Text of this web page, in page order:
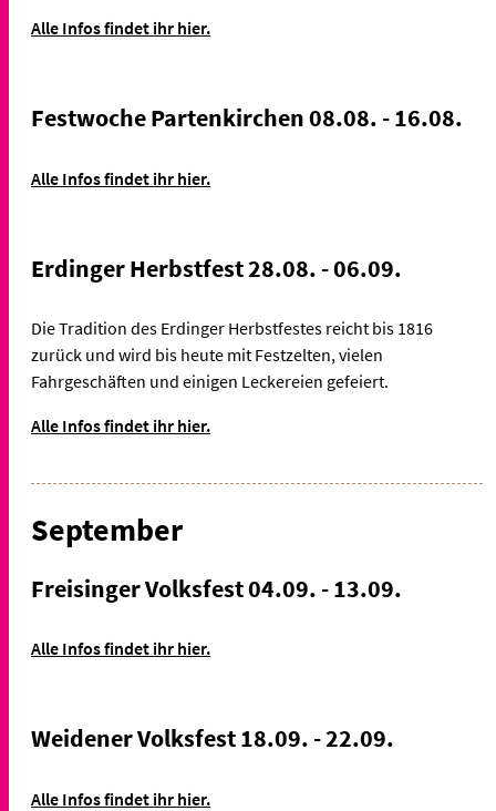
Alle Infos findet ihr hier.
Festwoche Partenkirchen 08.08. - 16.08.
Alle Infos findet ihr hier.
Erdinger Herbstfest 28.08. - 06.09.
Die Tradition des Erdinger Herbstfestes reicht bis 1816
zurück und wird bis heute mit Festzelten, vielen
Fahrgeschäften und einigen Leckereien gefeiert.
Alle Infos findet ihr hier.
September
Freisinger Volksfest 04.09. - 13.09.
Alle Infos findet ihr hier.
Weidener Volksfest 18.09. - 22.09.
Alle Infos findet ihr hier.